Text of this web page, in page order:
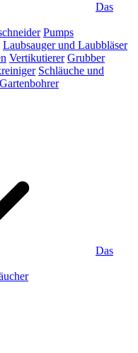
Das
Pumps
Laubsauger und Laubbläser
Vertikutierer Grubber
Schläuche und
Gartenbohrer
Das